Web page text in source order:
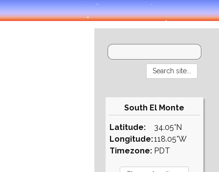
South El Monte
Latitude:
Longitude:
Timezone:
34.05°N
118.05°W
PDT